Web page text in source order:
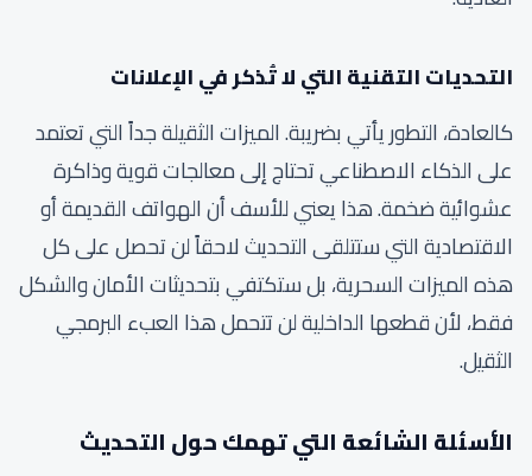
التحديات التقنية التي لا تُذكر في الإعلانات
كالعادة، التطور يأتي بضريبة. الميزات الثقيلة جداً التي تعتمد
على الذكاء الاصطناعي تحتاج إلى معالجات قوية وذاكرة
عشوائية ضخمة. هذا يعني للأسف أن الهواتف القديمة أو
الاقتصادية التي ستتلقى التحديث لاحقاً لن تحصل على كل
هذه الميزات السحرية، بل ستكتفي بتحديثات الأمان والشكل
فقط، لأن قطعها الداخلية لن تتحمل هذا العبء البرمجي
الثقيل.
الأسئلة الشائعة التي تهمك حول التحديث